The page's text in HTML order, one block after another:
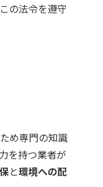
の法令を遵守
め専門の知識
を持つ業者が
と環境への配